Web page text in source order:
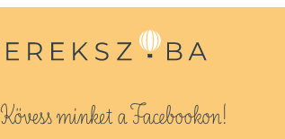
Kövess minket a Facebookon!